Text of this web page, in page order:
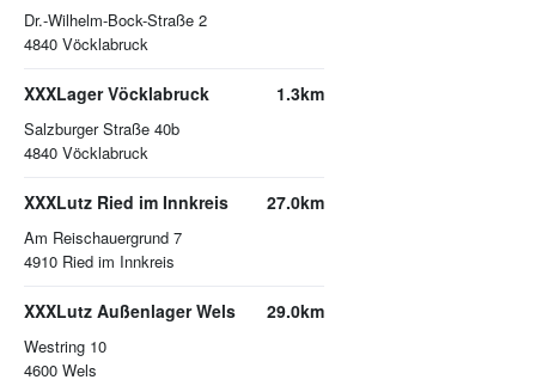
Dr.-Wilhelm-Bock-Straße 2
4840 Vöcklabruck
XXXLager Vöcklabruck
Salzburger Straße 40b
4840 Vöcklabruck
1.3km
XXXLutz Ried im Innkreis
Am Reischauergrund 7
4910 Ried im Innkreis
27.0km
XXXLutz Außenlager Wels
Westring 10
4600 Wels
29.0km